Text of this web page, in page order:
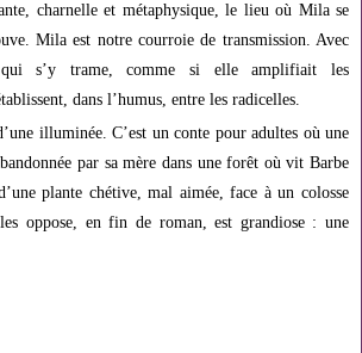
charnelle et métaphysique, le lieu où Mila se
Mila est notre courroie de transmission. Avec
s’y trame, comme si elle amplifiait les
dans l’humus, entre les radicelles.
illuminée. C’est un conte pour adultes où une
par sa mère dans une forêt où vit Barbe
plante chétive, mal aimée, face à un colosse
oppose, en fin de roman, est grandiose : une